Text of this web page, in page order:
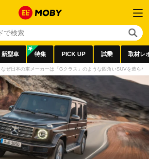
新型車 特集 PICK UP 試乗 取材レ
なぜ日本の車メーカーは「Gクラス」のような四角いSUVを造らな